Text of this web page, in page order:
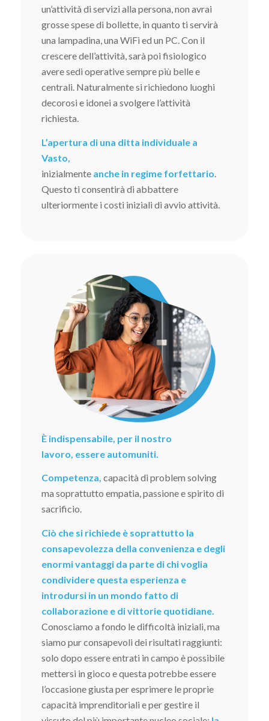
un’attività di servizi alla persona, non avrai
grosse spese di bollette, in quanto ti servirà
una lampadina, una WiFi ed un PC. Con il
crescere dell’attività, sarà poi fisiologico
avere sedi operative sempre più belle e
centrali. Naturalmente si richiedono luoghi
decorosi e idonei a svolgere l’attività
richiesta.
L’apertura di una ditta individuale a
Vasto,
inizialmente anche in regime forfettario
Questo ti consentirà di abbattere
ulteriormente i costi iniziali di avvio attività.
È indispensabile, per il nostro
lavoro, essere automuniti.
Competenza, capacità di problem solving
ma soprattutto empatia, passione e spirito di
sacrificio.
Ciò che si richiede è soprattutto la
consapevolezza della convenienza e degli
enormi vantaggi da parte di chi voglia
condividere questa esperienza e
introdursi in un mondo fatto di
collaborazione e di vittorie quotidiane.
Conosciamo a fondo le difficoltà iniziali, ma
siamo pur consapevoli dei risultati raggiunti:
solo dopo essere entrati in campo è possibile
mettersi in gioco e questa potrebbe essere
l’occasione giusta per esprimere le proprie
capacità imprenditoriali e per gestire il